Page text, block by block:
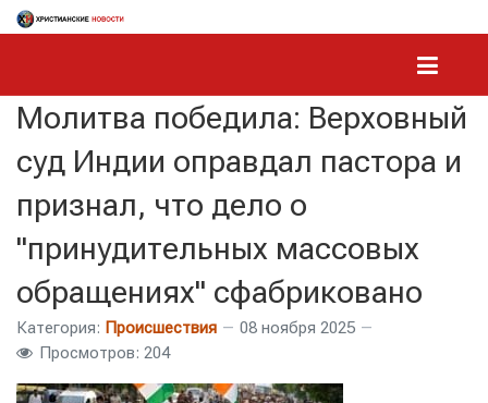
Молитва победила: Верховный
суд Индии оправдал пастора и
признал, что дело о
"принудительных массовых
обращениях" сфабриковано
Категория: Происшествия
08 ноября 2025
Просмотров: 204